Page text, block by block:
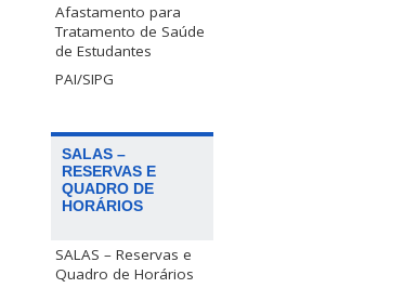
Afastamento para
Tratamento de Saúde
de Estudantes
PAI/SIPG
SALAS –
RESERVAS E
QUADRO DE
HORÁRIOS
SALAS – Reservas e
Quadro de Horários